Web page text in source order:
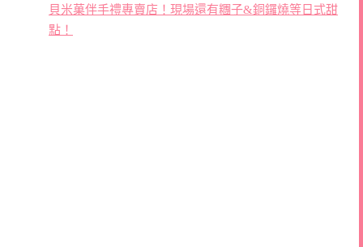
貝米菓伴手禮專賣店！現場還有糰子&銅鑼燒等日式甜
點！